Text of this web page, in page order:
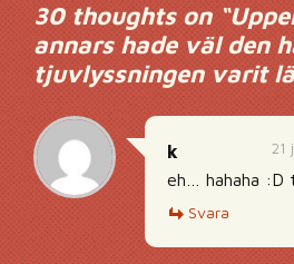
30 thoughts on “
annars hade väl den
tjuvlyssningen varit
21
k
eh… hahaha :D
Svara